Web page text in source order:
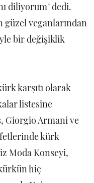
diliyorum" dedi.
güzel veganlarından
bir değişiklik
karşıtı olarak
listesine
Giorgio Armani ve
kürk
Moda Konseyi,
hiç